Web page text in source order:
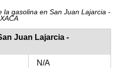
la gasolina en San Juan Lajarcia -
Juan Lajarcia -
N/A